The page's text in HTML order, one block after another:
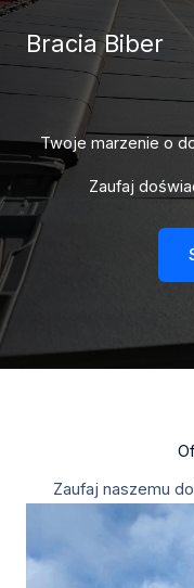
Przejdź
treści
Bracia Biber
Twoje marzenie o
Zaufaj
Zaufaj naszemu